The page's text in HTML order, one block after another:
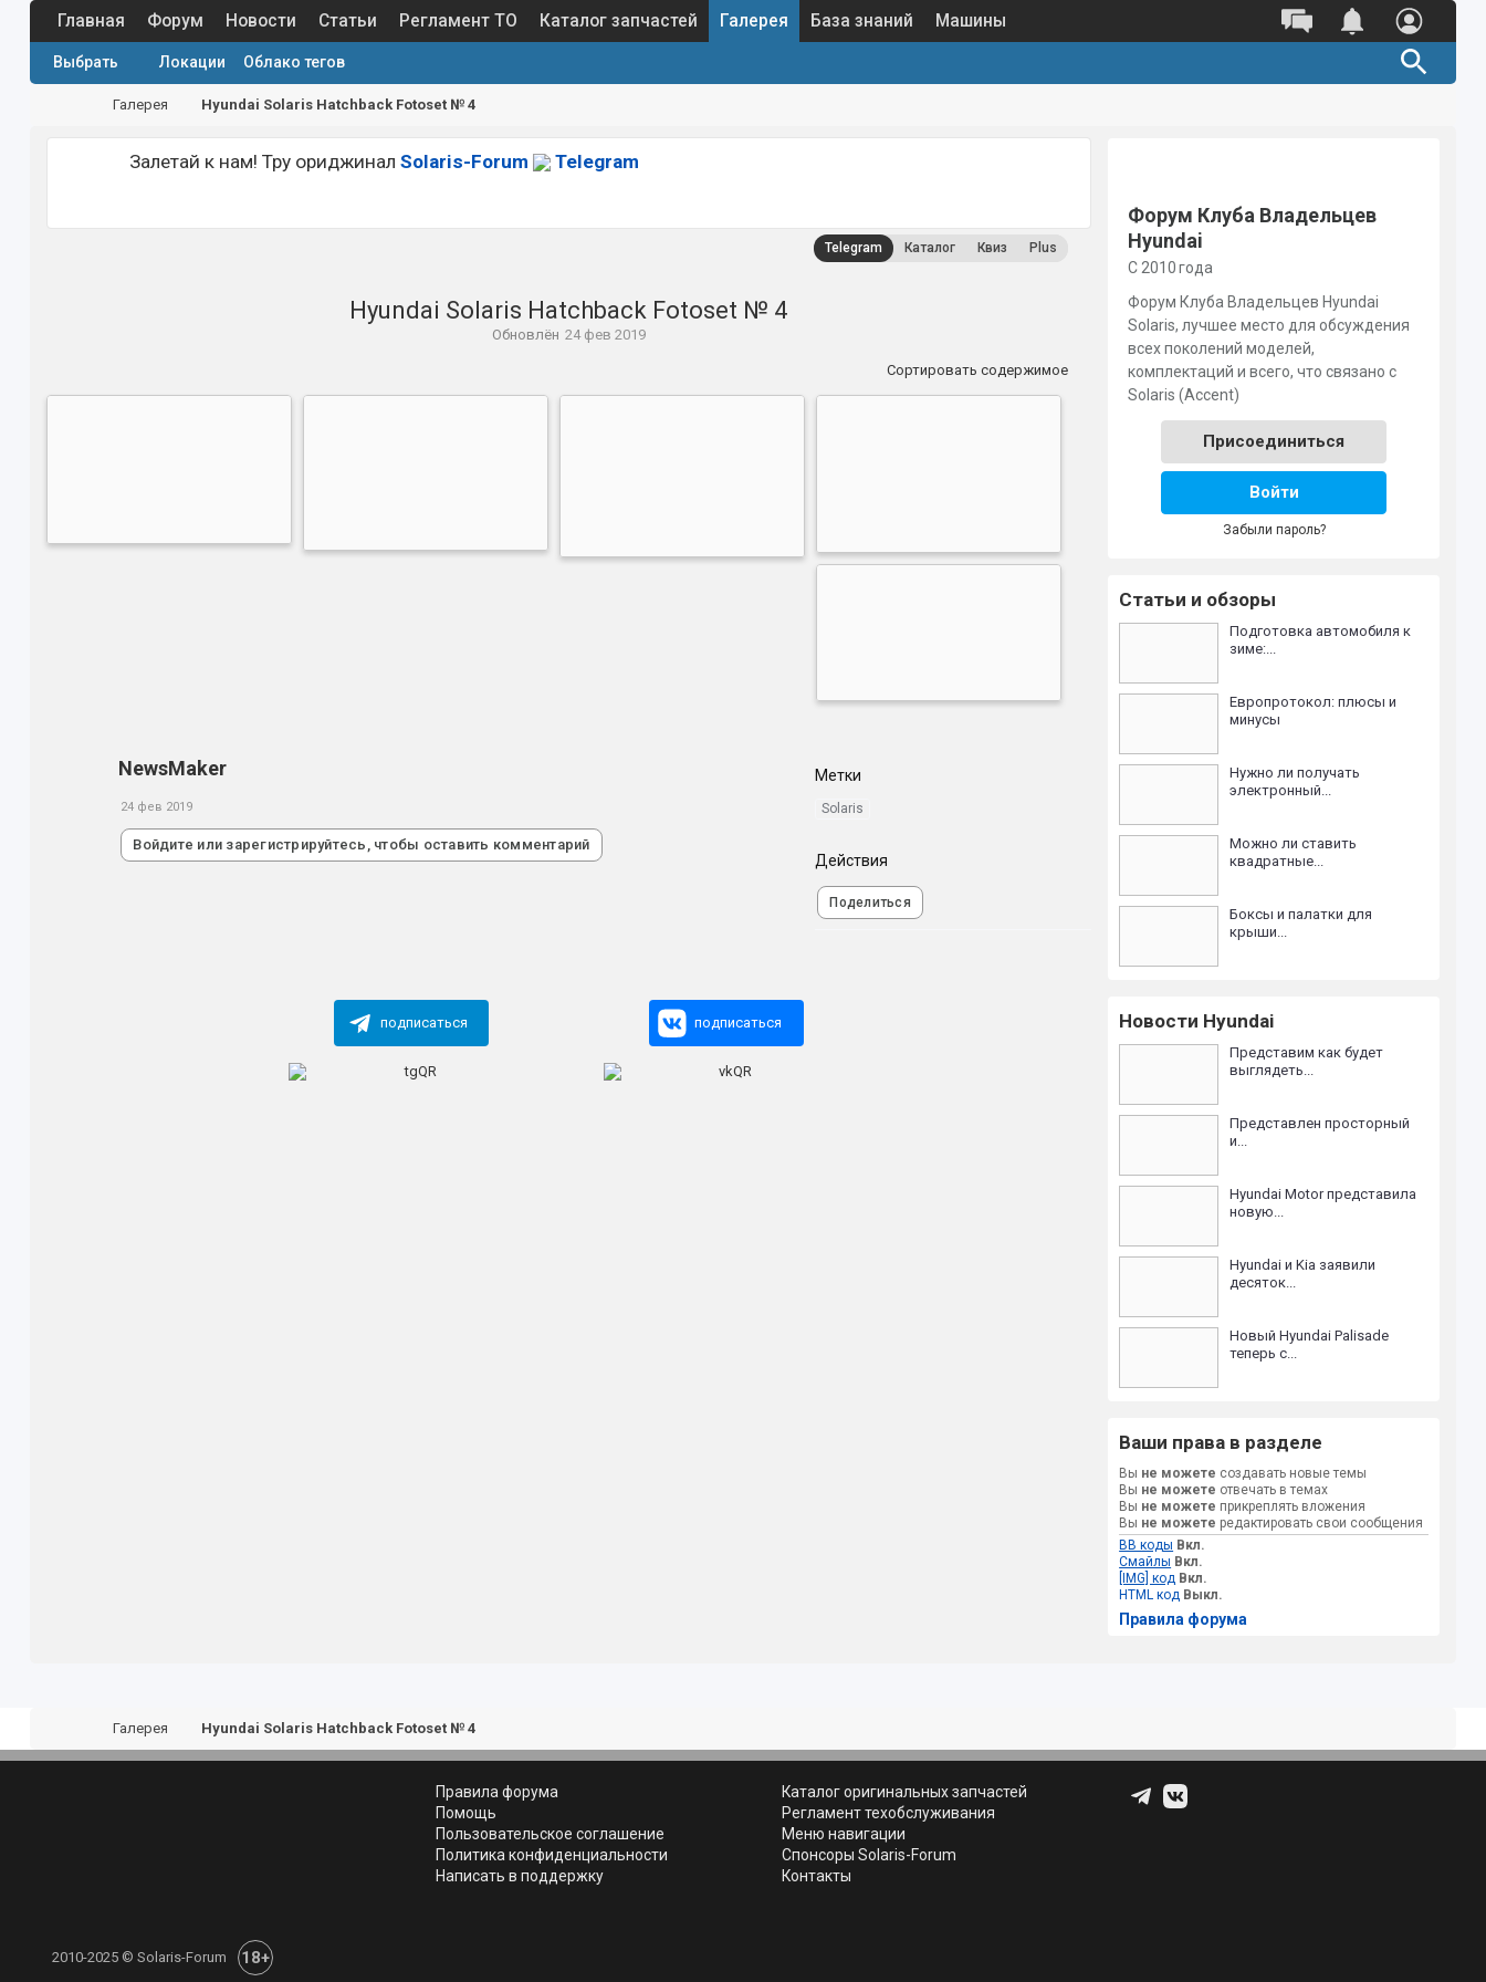
Главная Форум Новости Статьи Регламент ТО Каталог запчастей Галерея
Выбрать Локации Облако тегов
База знаний Машины
Галерея Hyundai Solaris Hatchback Fotoset № 4
Залетай к нам! Тру ориджинал Solaris-Forum Telegram
Telegram Каталог Квиз Plus
Hyundai Solaris Hatchback Fotoset № 4
Обновлён 24 фев 2019
Сортировать содержимое
NewsMaker
24 фев 2019
Войдите или зарегистрируйтесь, чтобы оставить комментарий
Метки
Solaris
Действия
Поделиться
подписаться подписаться
Форум Клуба Владельцев
Hyundai
С 2010 года
Форум Клуба Владельцев Hyundai
Solaris, лучшее место для обсуждения
всех поколений моделей,
комплектаций и всего, что связано с
Solaris (Accent)
Присоединиться
Войти
Забыли пароль?
Статьи и обзоры
Подготовка автомобиля к
зиме:...
Европротокол: плюсы и
минусы
Нужно ли получать
электронный...
Можно ли ставить
квадратные...
Боксы и палатки для
крыши...
Новости Hyundai
Представим как будет
выглядеть...
Представлен просторный
и...
Hyundai Motor представила
новую...
Hyundai и Kia заявили
десяток...
Новый Hyundai Palisade
теперь с...
Ваши права в разделе
Вы не можете создавать новые темы
Вы не можете отвечать в темах
Вы не можете прикреплять вложения
Вы не можете редактировать свои сообщения
BB коды Вкл.
Смайлы Вкл.
[IMG] код Вкл.
HTML код Выкл.
Правила форума
Галерея Hyundai Solaris Hatchback Fotoset № 4
Правила форума
Помощь
Пользовательское соглашение
Политика конфиденциальности
Написать в поддержку
Каталог оригинальных запчастей
Регламент техобслуживания
Меню навигации
Спонсоры Solaris-Forum
Контакты
2010-2025 © Solaris-Forum 18+